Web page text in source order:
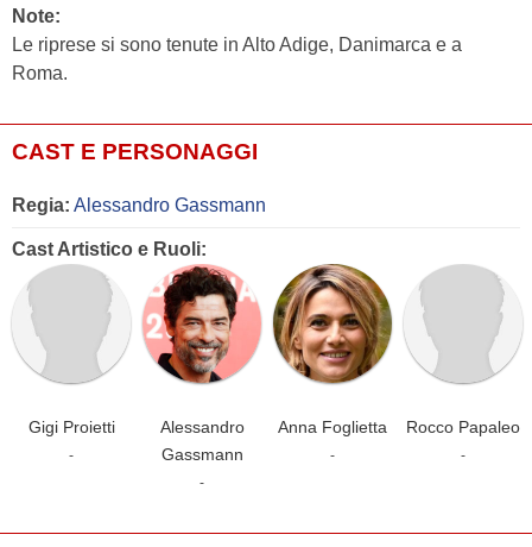
Note:
Le riprese si sono tenute in Alto Adige, Danimarca e a
Roma.
CAST E PERSONAGGI
Regia: Alessandro Gassmann
Cast Artistico e Ruoli:
Gigi Proietti
-
Alessandro
Gassmann
-
Anna Foglietta
-
Rocco Papaleo
-